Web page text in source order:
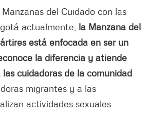
del Cuidado con las
actualmente, la Manzana del
está enfocada en ser un
la diferencia y atiende
cuidadoras de la comunidad
migrantes y a las
actividades sexuales